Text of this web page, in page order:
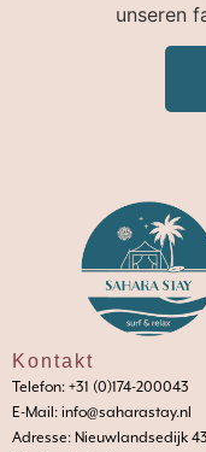
unseren
Kontakt
Telefon: +31 (0)174-200043
E-Mail: info@saharastay.nl
Adresse: Nieuwlandsedijk